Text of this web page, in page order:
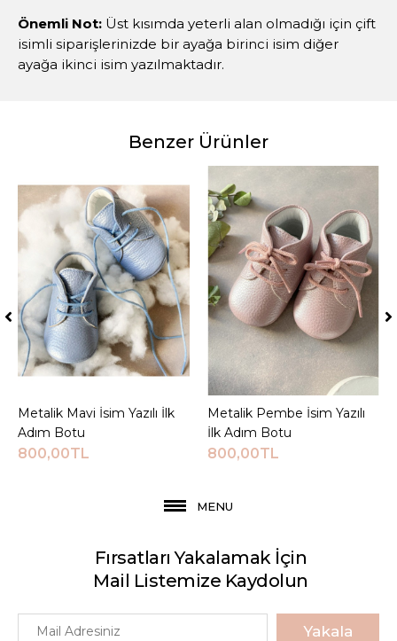
Önemli Not: Üst kısımda yeterli alan olmadığı için çift
isimli siparişlerinizde bir ayağa birinci isim diğer
ayağa ikinci isim yazılmaktadır.
Benzer Ürünler
Sepete Ekle
Metalik Mavi İsim Yazılı İlk
Adım Botu
800,00TL
Sepete Ekle
Metalik Pembe İsim Yazılı
İlk Adım Botu
800,00TL
MENU
Fırsatları Yakalamak İçin
Mail Listemize Kaydolun
Yakala